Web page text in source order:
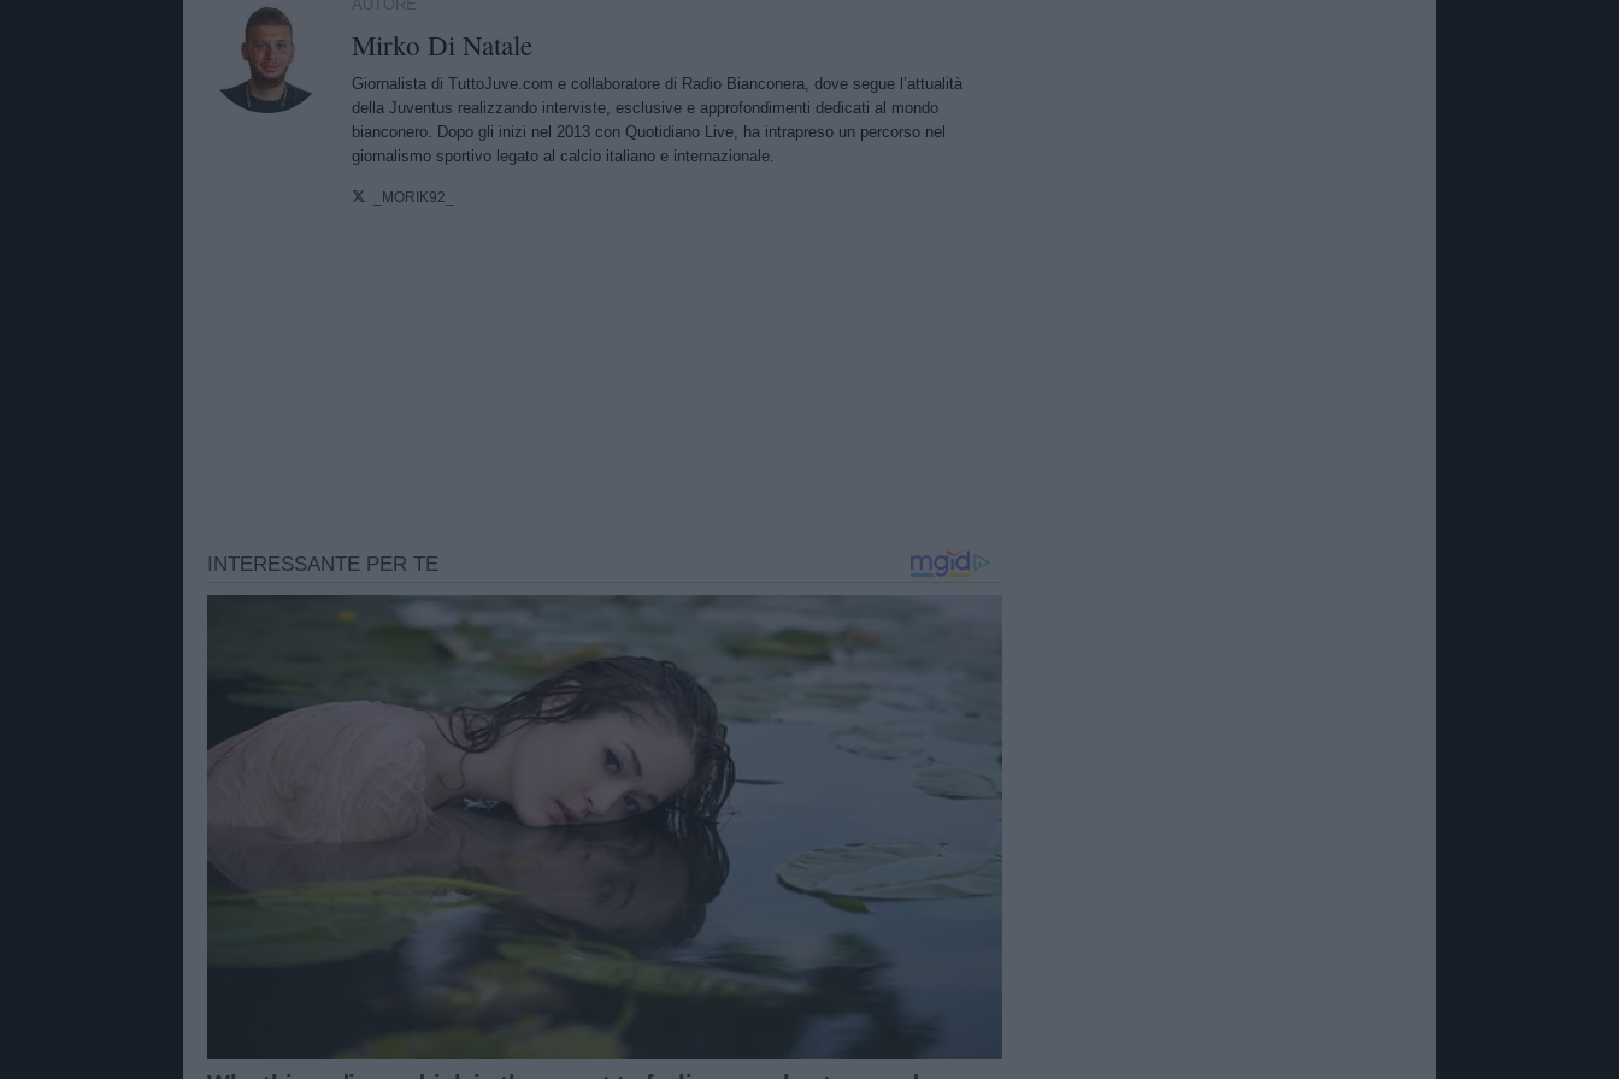
AUTORE
Mirko Di Natale
Giornalista di TuttoJuve.com e collaboratore di Radio Bianconera, dove segue l’attualità
della Juventus realizzando interviste, esclusive e approfondimenti dedicati al mondo
bianconero. Dopo gli inizi nel 2013 con Quotidiano Live, ha intrapreso un percorso nel
giornalismo sportivo legato al calcio italiano e internazionale.
_MORIK92_